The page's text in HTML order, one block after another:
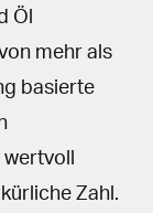
Öl
mehr als
basierte
Zahl.